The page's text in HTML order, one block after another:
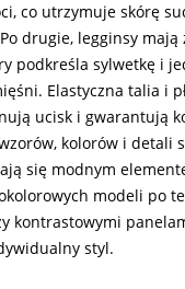
co utrzymuje skórę
drugie, legginsy mają
podkreśla sylwetkę i
Elastyczna talia i
ucisk i gwarantują
kolorów i detali
się modnym
modeli po
kontrastowymi
styl.